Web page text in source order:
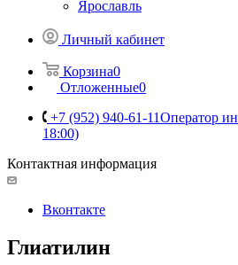
Ярославль
Личный кабинет
Корзина0
Отложенные0
+7 (952) 940-61-11Оператор
18:00)
Контактная информация
Вконтакте
Глиатилин